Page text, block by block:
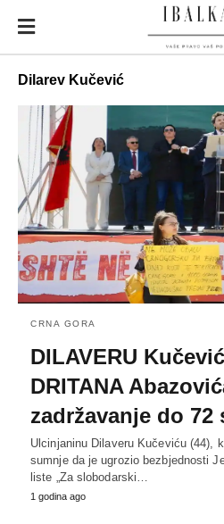
Dilarev Kučević
CRNA GORA
DILAVERU
DRITANA
zadržavanje do
Ulcinjaninu Dilaveru Kučeviću (44),
sumnje da je ugrozio bezbjednosti
liste „Za slobodarski…
1 godina ago